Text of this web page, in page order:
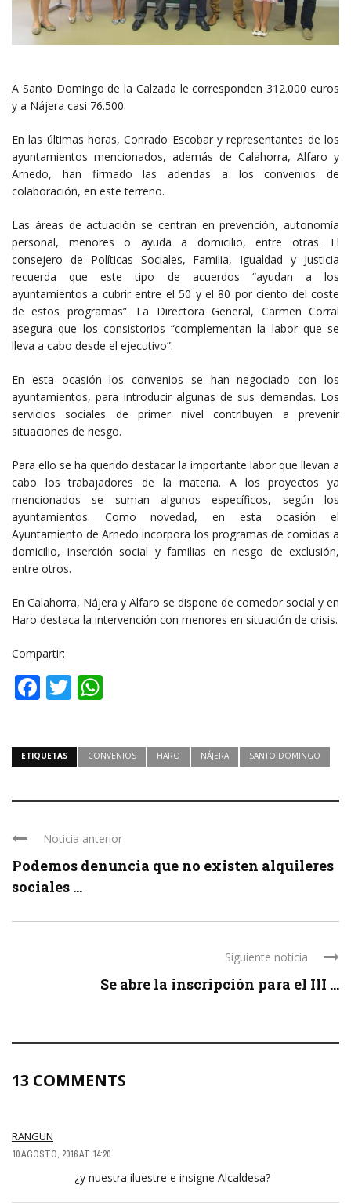
A Santo Domingo de la Calzada le corresponden 312.000 euros
y a Nájera casi 76.500.
En las últimas horas, Conrado Escobar y representantes de los
ayuntamientos mencionados, además de Calahorra, Alfaro y
Arnedo, han firmado las adendas a los convenios de
colaboración, en este terreno.
Las áreas de actuación se centran en prevención, autonomía
personal, menores o ayuda a domicilio, entre otras. El
consejero de Políticas Sociales, Familia, Igualdad y Justicia
recuerda que este tipo de acuerdos “ayudan a los
ayuntamientos a cubrir entre el 50 y el 80 por ciento del coste
de estos programas”. La Directora General, Carmen Corral
asegura que los consistorios “complementan la labor que se
lleva a cabo desde el ejecutivo”.
En esta ocasión los convenios se han negociado con los
ayuntamientos, para introducir algunas de sus demandas. Los
servicios sociales de primer nivel contribuyen a prevenir
situaciones de riesgo.
Para ello se ha querido destacar la importante labor que llevan a
cabo los trabajadores de la materia. A los proyectos ya
mencionados se suman algunos específicos, según los
ayuntamientos. Como novedad, en esta ocasión el
Ayuntamiento de Arnedo incorpora los programas de comidas a
domicilio, inserción social y familias en riesgo de exclusión,
entre otros.
En Calahorra, Nájera y Alfaro se dispone de comedor social y en
Haro destaca la intervención con menores en situación de crisis.
Compartir:
Facebook
Twitter
ETIQUETAS CONVENIOS HARO NÁJERA SANTO DOMINGO
Noticia anterior
Podemos denuncia que no existen alquileres
sociales ...
Siguiente noticia
Se abre la inscripción para el III ...
13 COMMENTS
RANGUN
10 AGOSTO, 2016 AT 14:20
¿y nuestra iluestre e insigne Alcaldesa?